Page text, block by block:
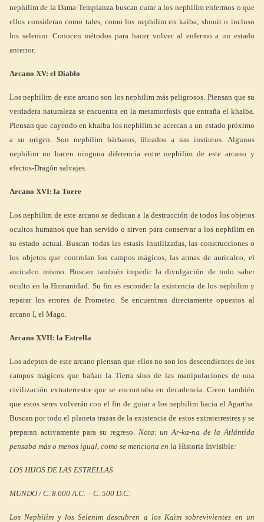
nephilim de la Dama-Templanza buscan curar a los nephilim enfermos o que
ellos consideran como tales, como los nephilim en kaiba, shouit o incluso
los selenim. Conocen métodos para hacer volver al enfermo a un estado
anterior.
Arcano XV: el Diablo
Los nephilim de este arcano son los nephilim más peligrosos. Piensan que su
verdadera naturaleza se encuentra en la metamorfosis que entraña el khaiba.
Piensan que cayendo en khaiba los nephilim se acercan a un estado próximo
a su origen. Son nephilim bárbaros, librados a sus instintos. Algunos
nephilim no hacen ninguna diferencia entre nephilim de este arcano y
efectos-Dragón salvajes.
Arcano XVI: la Torre
Los nephilim de este arcano se dedican a la destrucción de todos los objetos
ocultos humanos que han servido o sirven para conservar a los nephilim en
su estado actual. Buscan todas las estasis inutilizadas, las construcciones o
los objetos que controlan los campos mágicos, las armas de auricalco, el
auricalco mismo. Buscan también impedir la divulgación de todo saber
oculto en la Humanidad. Su fin es esconder la existencia de los nephilim y
reparar los errores de Prometeo. Se encuentran directamente opuestos al
arcano I, el Mago.
Arcano XVII: la Estrella
Los adeptos de este arcano piensan que ellos no son los descendientes de los
campos mágicos que bañan la Tierra sino de las manipulaciones de una
civilización extraterrestre que se encontraba en decadencia. Creen también
que estos seres volverán con el fin de guiar a los nephilim hacia el Agartha.
Buscan por todo el planeta trazas de la existencia de estos extraterrestres y se
preparan activamente para su regreso. Nota: un Ar-ka-na de la Atlántida
pensaba más o menos igual, como se menciona en la Historia Invisible:
LOS HIJOS DE LAS ESTRELLAS
MUNDO / C. 8.000 A.C. – C. 500 D.C.
Los Nephilim y los Selenim descubren a los Kaïm sobrevivientes en un